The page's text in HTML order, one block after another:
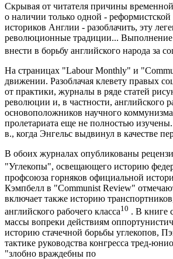
Скрывая от читателя причины
о наличии только одной -
историков Англии - разоблачить, эту
революционные традиции... Выполнение
внести в борьбу английского народа за
На страницах "Labour Monthly" и
движении. Разоблачая клевету правых
от практики, журналы в ряде статей
революции и, в частности, английского
основоположников научного коммунизма
пролетариата еще не полностью
в., когда Энгельс выдвинул в качестве
В обоих журналах опубликованы
"Углекопы", освещающего историю
профсоюза горняков официальной
Кэмпбелл в "Communist Review"
включает также историю
английского рабочего класса10 . В книге
массы вопреки действиям
историю стачечной борьбы углекопов,
тактике руководства конгресса тред-
"злобно враждебны по